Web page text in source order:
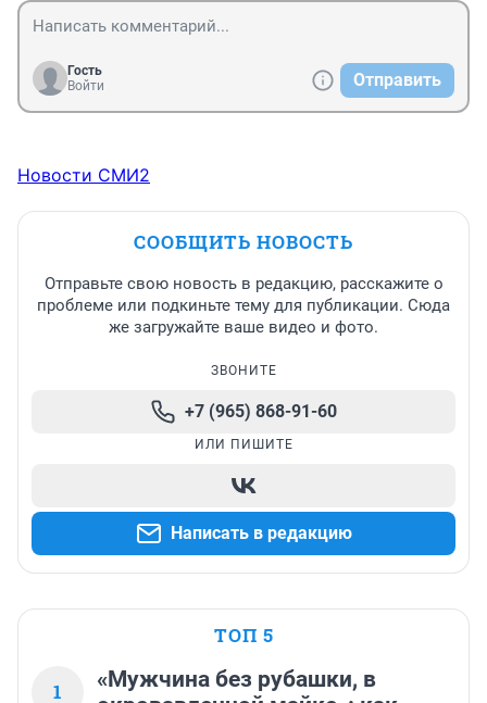
Гость
Войти
Отправить
Новости СМИ2
СООБЩИТЬ НОВОСТЬ
Отправьте свою новость в редакцию, расскажите о
проблеме или подкиньте тему для публикации. Сюда
же загружайте ваше видео и фото.
ЗВОНИТЕ
+7 (965) 868-91-60
ИЛИ ПИШИТЕ
Написать в редакцию
ТОП 5
1
«Мужчина без рубашки, в